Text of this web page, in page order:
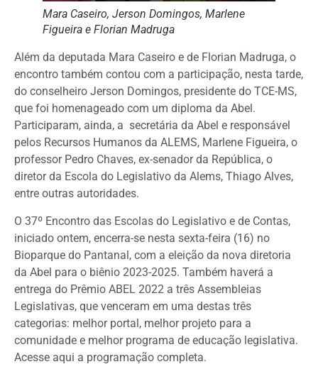
Mara Caseiro, Jerson Domingos, Marlene
Figueira e Florian Madruga
Além da deputada Mara Caseiro e de Florian Madruga, o
encontro também contou com a participação, nesta tarde,
do conselheiro Jerson Domingos, presidente do TCE-MS,
que foi homenageado com um diploma da Abel.
Participaram, ainda, a secretária da Abel e responsável
pelos Recursos Humanos da ALEMS, Marlene Figueira, o
professor Pedro Chaves, ex-senador da República, o
diretor da Escola do Legislativo da Alems, Thiago Alves,
entre outras autoridades.
O 37º Encontro das Escolas do Legislativo e de Contas,
iniciado ontem, encerra-se nesta sexta-feira (16) no
Bioparque do Pantanal, com a eleição da nova diretoria
da Abel para o biênio 2023-2025. Também haverá a
entrega do Prêmio ABEL 2022 a três Assembleias
Legislativas, que venceram em uma destas três
categorias: melhor portal, melhor projeto para a
comunidade e melhor programa de educação legislativa.
Acesse aqui a programação completa.